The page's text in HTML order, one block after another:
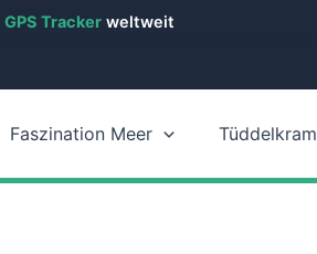
GPS Trackerweltweit
Faszination Meer Tüddelkram